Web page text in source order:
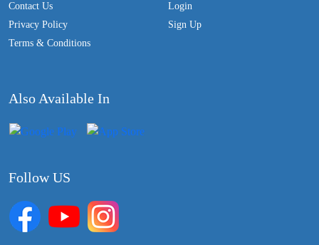
Contact Us
Privacy Policy
Terms & Conditions
Login
Sign Up
Also Available In
Follow US